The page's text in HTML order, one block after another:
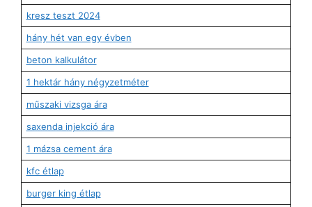
kresz teszt 2024
hány hét van egy évben
beton kalkulátor
1 hektár hány négyzetméter
műszaki vizsga ára
saxenda injekció ára
1 mázsa cement ára
kfc étlap
burger king étlap